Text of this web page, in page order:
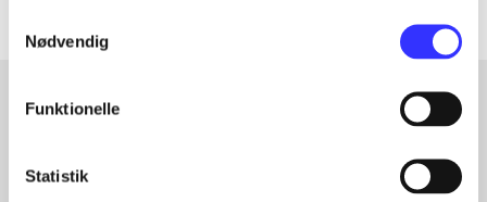
Nødvendig
Funktionelle
Statistik
Fra